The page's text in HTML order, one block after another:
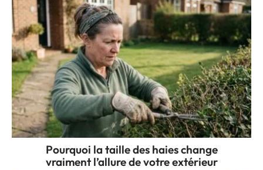
Pourquoi la taille des haies change
vraiment l’allure de votre extérieur